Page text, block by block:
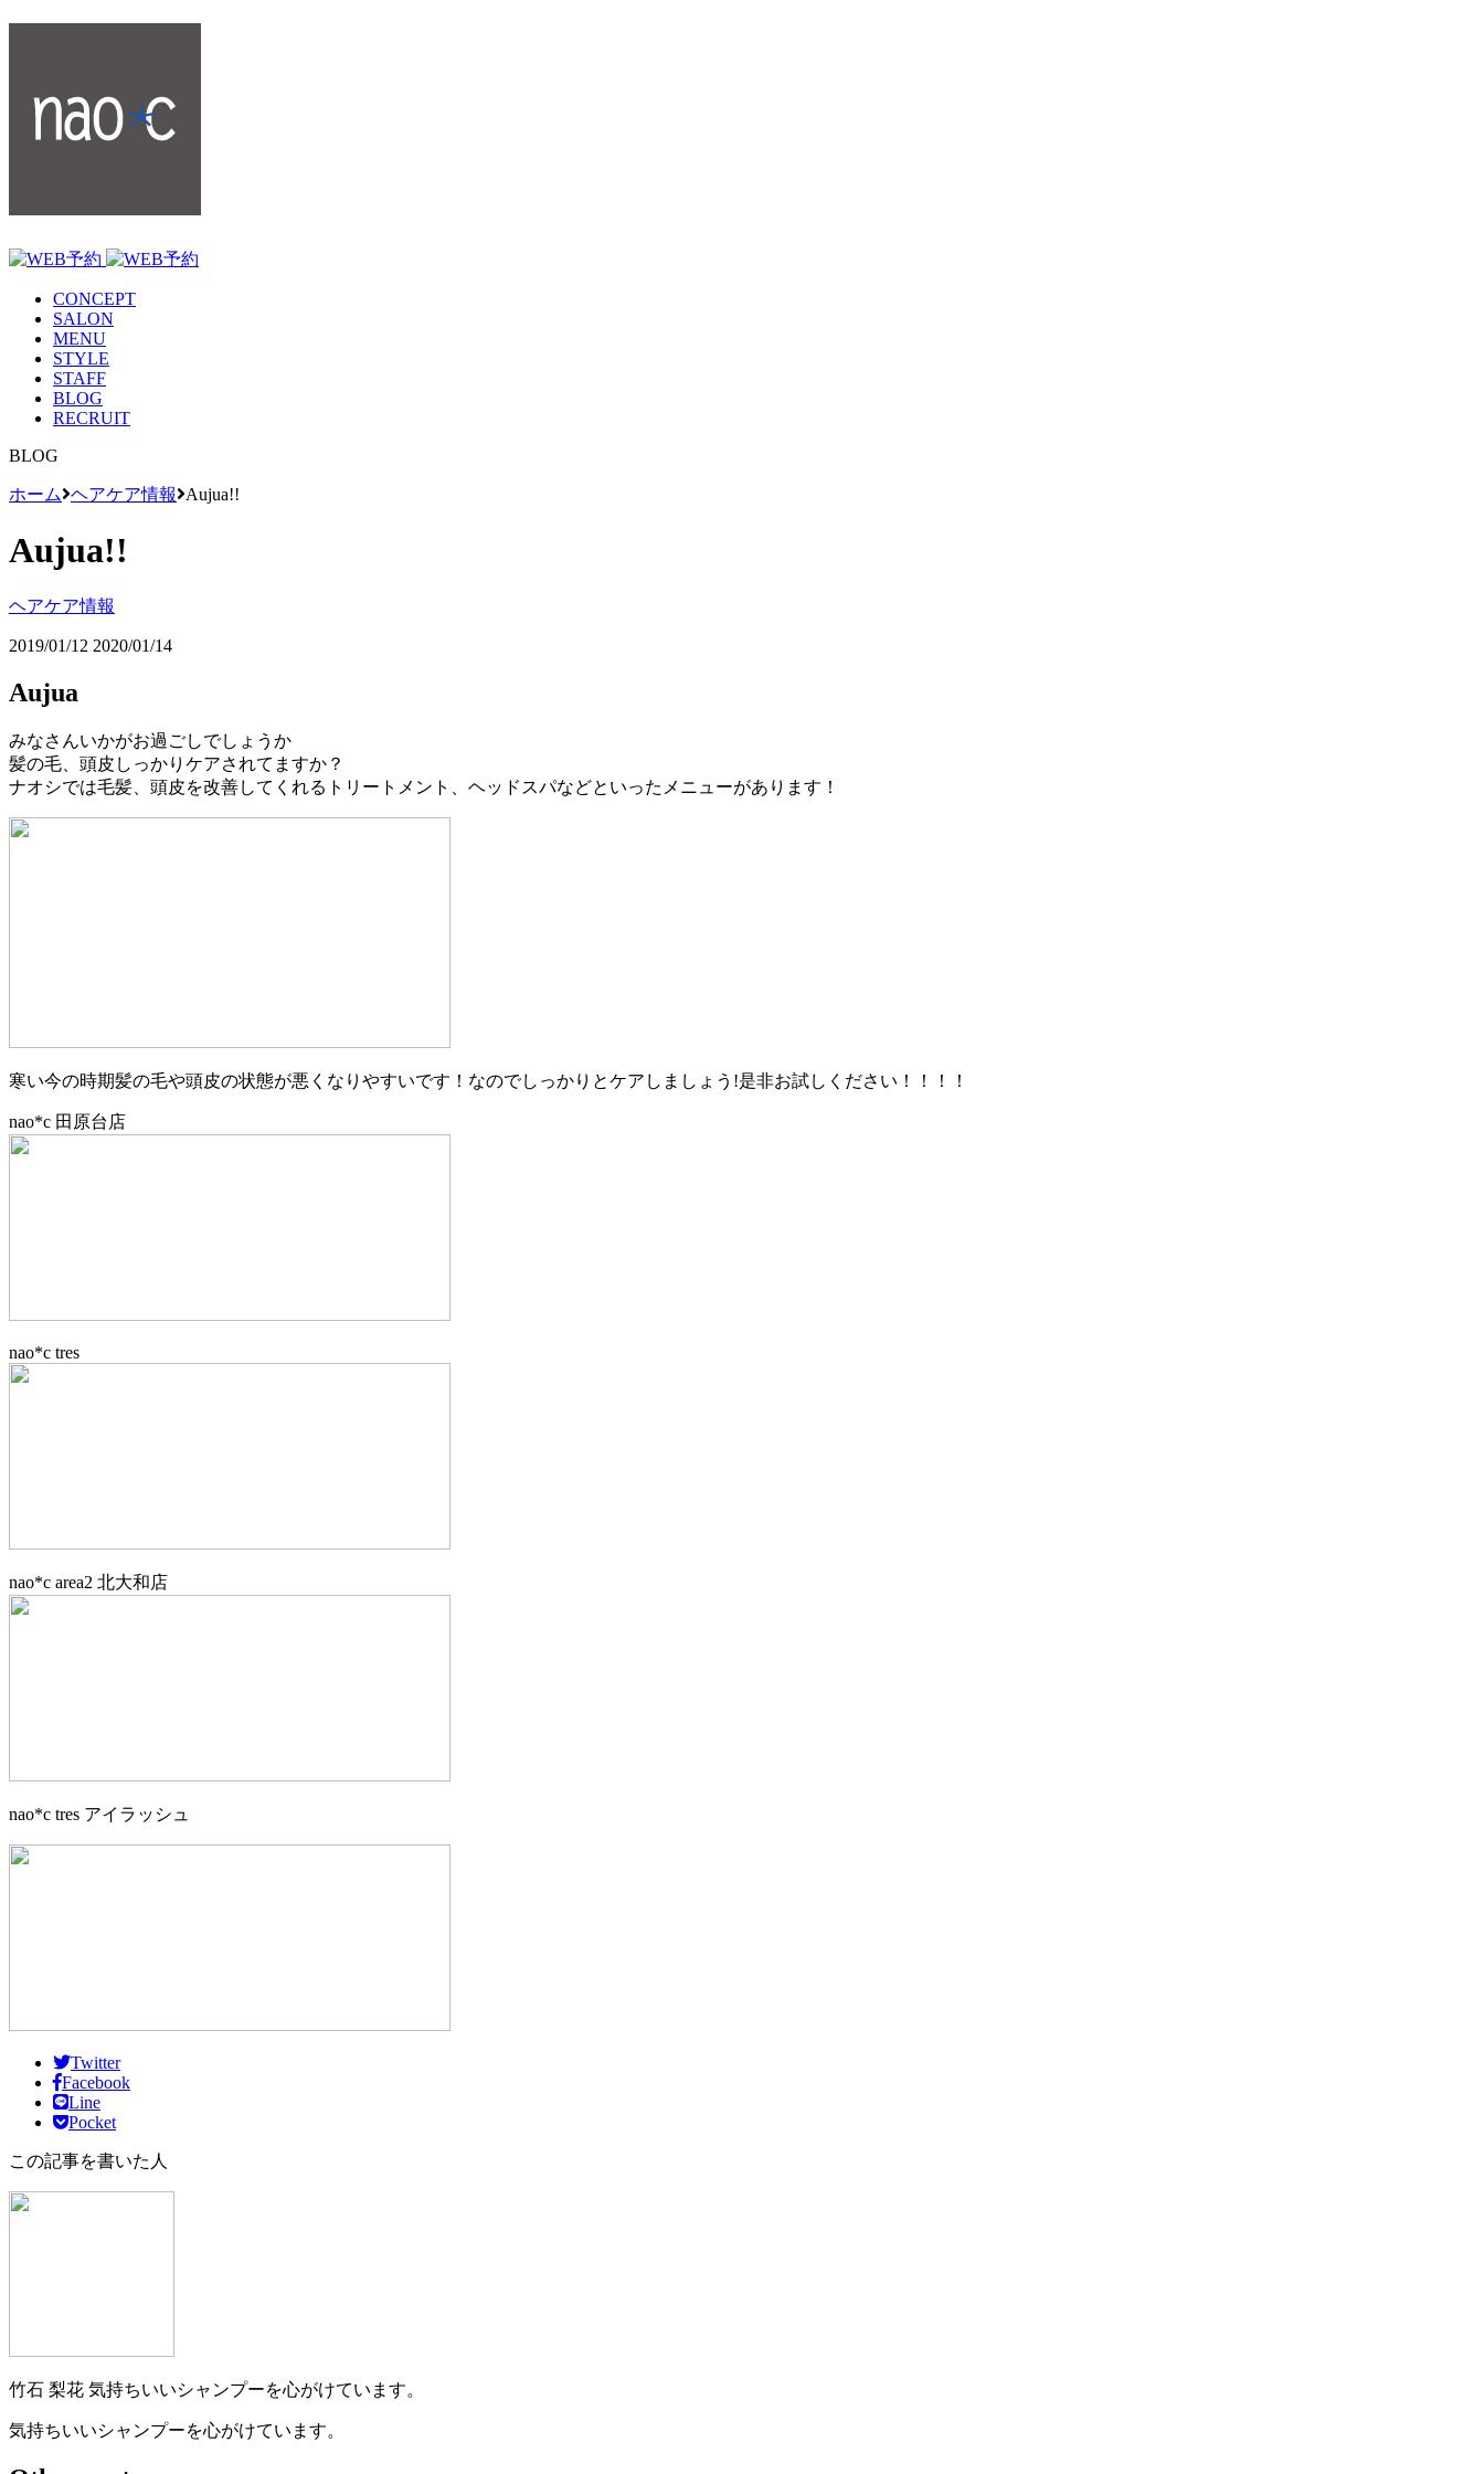
CONCEPT
SALON
MENU
STYLE
STAFF
BLOG
RECRUIT
BLOG
ホーム ヘアケア情報 Aujua!!
Aujua!!
ヘアケア情報
2019/01/12 2020/01/14
Aujua
みなさんいかがお過ごしでしょうか
髪の毛、頭皮しっかりケアされてますか？
ナオシでは毛髪、頭皮を改善してくれるトリートメント、ヘッドスパなどといったメニューがあります！
寒い今の時期髪の毛や頭皮の状態が悪くなりやすいです！なのでしっかりとケアしましょう!是非お試しください！！！！
nao*c 田原台店
nao*c tres
nao*c area2 北大和店
nao*c tres アイラッシュ
Twitter
Facebook
Line
Pocket
この記事を書いた人
竹石 梨花 気持ちいいシャンプーを心がけています。
気持ちいいシャンプーを心がけています。